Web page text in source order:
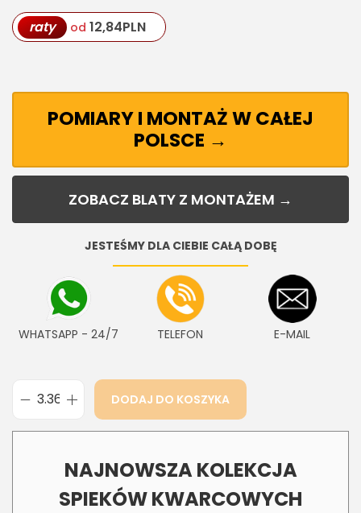
raty od 12,84PLN
POMIARY I MONTAŻ W CAŁEJ
POLSCE →
ZOBACZ BLATY Z MONTAŻEM →
JESTEŚMY DLA CIEBIE CAŁĄ DOBĘ
WHATSAPP - 24/7 TELEFON E-MAIL
DODAJ DO KOSZYKA
NAJNOWSZA KOLEKCJA
SPIEKÓW KWARCOWYCH